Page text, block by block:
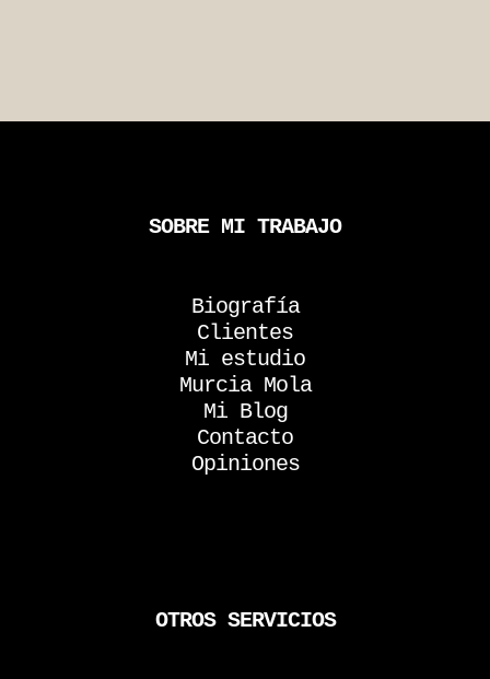
SOBRE MI TRABAJO
Biografía
Clientes
Mi estudio
Murcia Mola
Mi Blog
Contacto
Opiniones
OTROS SERVICIOS